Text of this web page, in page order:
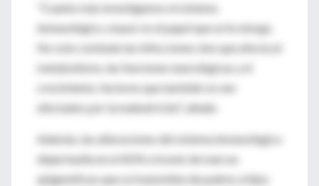
"Cuanto más investigamos el sistema
inmunológico, mayor es el papel que se le otorga.
No solo combate las infecciones sino que afecta al
metabolismo, las funciones neurológicas y el
crecimiento, factores que también se ven
afectados por la malnutrición", añade.
Además, las alteraciones del sistema inmunológico
dejan huella en el ADN a través de marcas
epigenéticas que se transmiten de padres a hijos